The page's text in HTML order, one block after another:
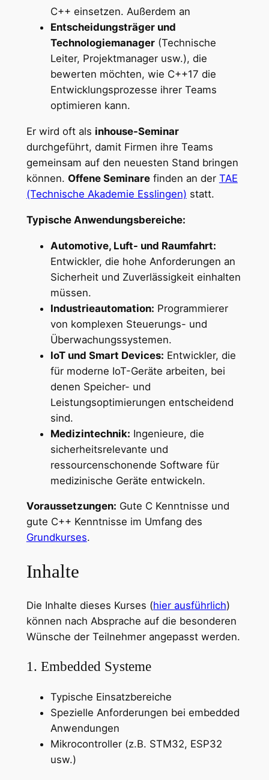
C++ einsetzen. Außerdem an
Entscheidungsträger und
Technologiemanager(Technische
Leiter, Projektmanager usw.), die
bewerten möchten, wie C++17 die
Entwicklungsprozesse ihrer Teams
optimieren kann.
Er wird oft als inhouse-Seminar
durchgeführt, damit Firmen ihre Teams
gemeinsam auf den neuesten Stand bringen
können. Offene Seminarefinden an der TAE
(Technische Akademie Esslingen) statt.
Typische Anwendungsbereiche:
Automotive, Luft- und Raumfahrt:
Entwickler, die hohe Anforderungen an
Sicherheit und Zuverlässigkeit einhalten
müssen.
Industrieautomation: Programmierer
von komplexen Steuerungs- und
Überwachungssystemen.
IoT und Smart Devices: Entwickler, die
für moderne IoT-Geräte arbeiten, bei
denen Speicher- und
Leistungsoptimierungen entscheidend
sind.
Medizintechnik: Ingenieure, die
sicherheitsrelevante und
ressourcenschonende Software für
medizinische Geräte entwickeln.
Voraussetzungen: Gute C Kenntnisse und
gute C++ Kenntnisse im Umfang des
Grundkurses.
Inhalte
Die Inhalte dieses Kurses (hier ausführlich)
können nach Absprache auf die besonderen
Wünsche der Teilnehmer angepasst werden.
1. Embedded Systeme
Typische Einsatzbereiche
Spezielle Anforderungen bei embedded
Anwendungen
Mikrocontroller (z.B. STM32, ESP32
usw.)